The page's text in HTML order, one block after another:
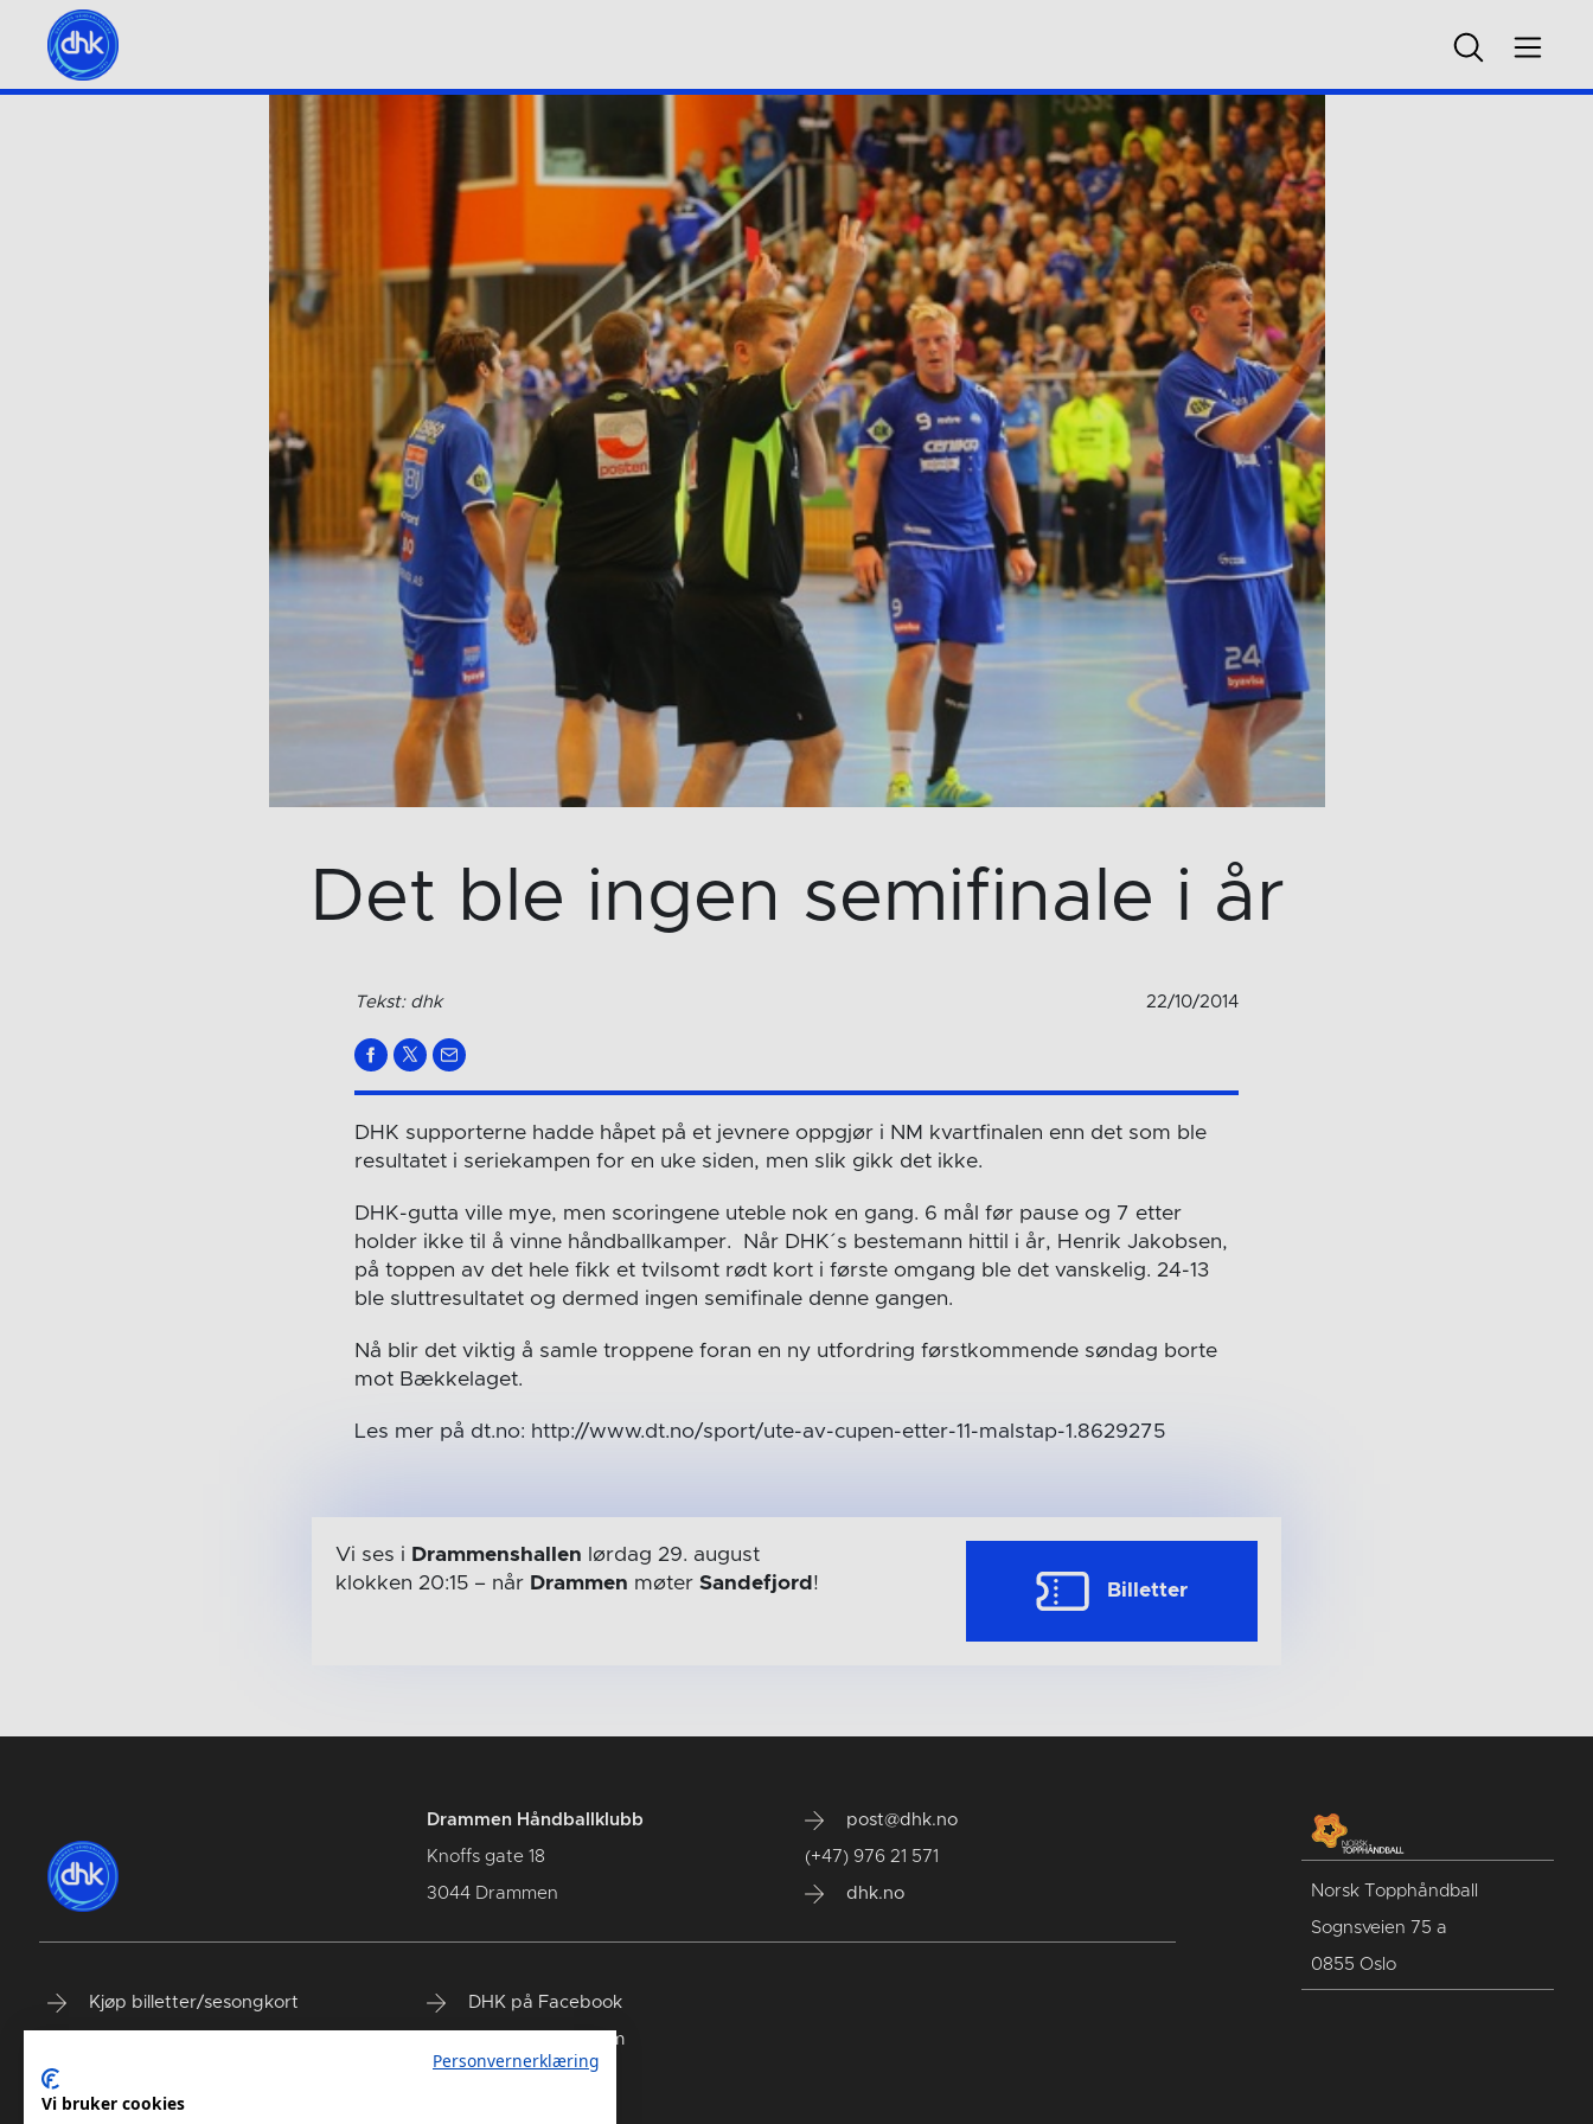
Det ble ingen semifinale i år
Tekst: dhk 22/10/2014
DHK supporterne hadde håpet på et jevnere oppgjør i NM kvartfinalen enn det som ble
resultatet i seriekampen for en uke siden, men slik gikk det ikke.
DHK-gutta ville mye, men scoringene uteble nok en gang. 6 mål før pause og 7 etter
holder ikke til å vinne håndballkamper. Når DHK´s bestemann hittil i år, Henrik Jakobsen,
på toppen av det hele fikk et tvilsomt rødt kort i første omgang ble det vanskelig. 24-13
ble sluttresultatet og dermed ingen semifinale denne gangen.
Nå blir det viktig å samle troppene foran en ny utfordring førstkommende søndag borte
mot Bækkelaget.
Les mer på dt.no: http://www.dt.no/sport/ute-av-cupen-etter-11-malstap-1.8629275
Vi ses i Drammenshallen lørdag 29. august
klokken 20:15– når Drammen møter Sandefjord ! Billetter
Drammen Håndballklubb
Knoffs gate 18
3044 Drammen
post@dhk.no
(+47) 976 21 571
dhk.no
Kjøp billetter/sesongkort
DHK Terminliste
DHK på Facebook
DHK på Instagram
DHK på TikTok
Norsk Topphåndball
Sognsveien 75 a
0855 Oslo
Personvernerklæring
Vi bruker cookies